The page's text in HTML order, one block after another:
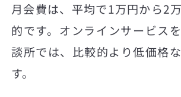
月会費は、平均で1万円から2
的です。オンラインサービス
談所では、比較的より低価格
す。